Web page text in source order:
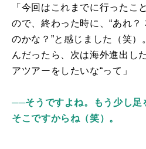
「今回はこれまでに行ったこ
ので、終わった時に、“あれ
のかな？”と感じました（笑）
んだったら、次は海外進出し
アツアーをしたいな“って」
──そうですよね。もう少し足
そこですからね（笑）。